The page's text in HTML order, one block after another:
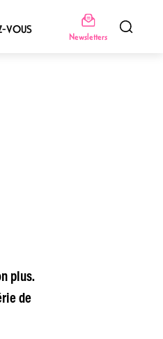
VOUS
Newsletters
plus.
de